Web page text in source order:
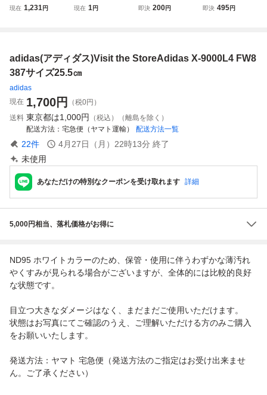
VRL W/BB2064サ
現在 1,231円
dizero FIXMETAL
現在 1円
手渡しOK adidas
ス
即決 200円
ダス FALCON フ
メンズ P
即決 495円
adidas(アディダス)Visit the StoreAdidas X-9000L4 FW8
387サイズ25.5㎝
adidas
現在 1,700円
（税0円）
送料 東京都は1,000円
（税込）（離島を除く）
配送方法
宅急便（ヤマト運輸） 配送方法一覧
22件 4月27日（月）22時13分 終了
未使用
あなただけの特別なクーポンを受け取れます 詳細
5,000円相当、落札価格がお得に
ND95 ホワイトカラーのため、保管・使用に伴うわずかな薄汚れ
やくすみが見られる場合がございますが、全体的には比較的良好
な状態です。
目立つ大きなダメージはなく、まだまだご使用いただけます。
状態はお写真にてご確認のうえ、ご理解いただける方のみご購入
をお願いいたします。
発送方法：ヤマト 宅急便（発送方法のご指定はお受け出来ませ
ん。ご了承ください）